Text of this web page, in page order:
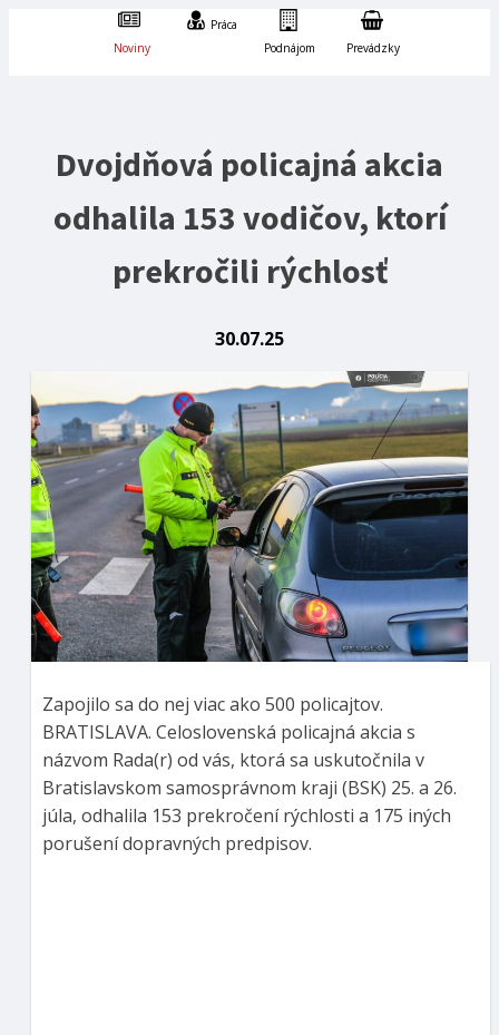
Noviny
Práca
Podnájom
Prevádzky
Dvojdňová policajná akcia
odhalila 153 vodičov, ktorí
prekročili rýchlosť
30.07.25
Zapojilo sa do nej viac ako 500 policajtov.
BRATISLAVA. Celoslovenská policajná akcia s
názvom Rada(r) od vás, ktorá sa uskutočnila v
Bratislavskom samosprávnom kraji (BSK) 25. a 26.
júla, odhalila 153 prekročení rýchlosti a 175 iných
porušení dopravných predpisov.